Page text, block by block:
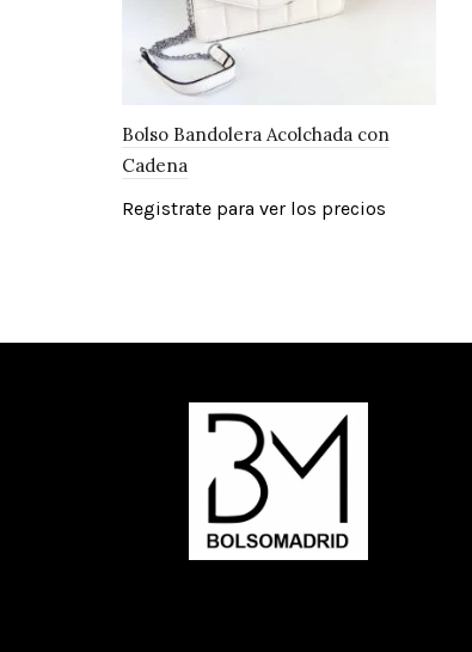
Bolso Bandolera Acolchada con
Cadena
Registrate para ver los precios